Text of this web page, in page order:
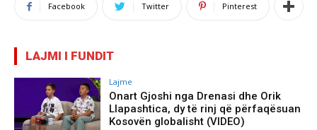
Facebook Twitter Pinterest
LAJMI I FUNDIT
Lajme
Onart Gjoshi nga Drenasi dhe Orik
Llapashtica, dy të rinj që përfaqësuan
Kosovën globalisht (VIDEO)